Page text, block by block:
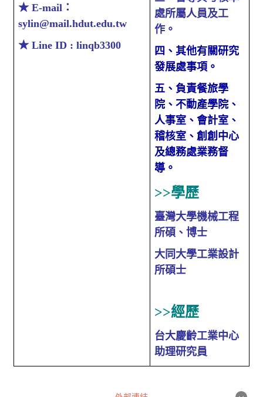
樂齡大學
全民勞教e網「影音分享／勞工退休金」
★ E-mail：
sylin@mail.hdut.edu.tw
★ Line ID : linqb3300
處所屬人員及工
作。
四、其他有關研究
發展處事項。
五、負責餐旅學
院、不動產學院、
人事室、會計室、
稽核室、創創中心
及總務處業務督
導。
>>學歷
臺灣大學機械工程
所碩、博士
大同大學工業設計
所碩士
>>經歷
台大慶齡工業中心
助理研究員